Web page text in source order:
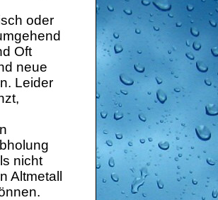
oder
Oft
neue
Leider
nicht
Altmetall